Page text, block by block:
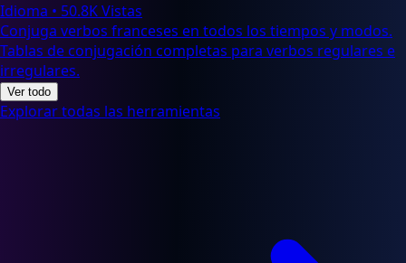
Idioma • 50.8K Vistas
Conjuga verbos franceses en todos los tiempos y modos.
Tablas de conjugación completas para verbos regulares e
irregulares.
Ver todo
Explorar todas las herramientas